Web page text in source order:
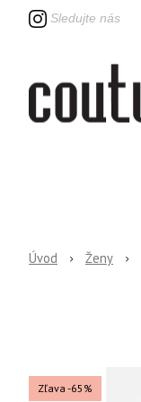
Sledujte nás
Úvod Ženy
Zľava -65%